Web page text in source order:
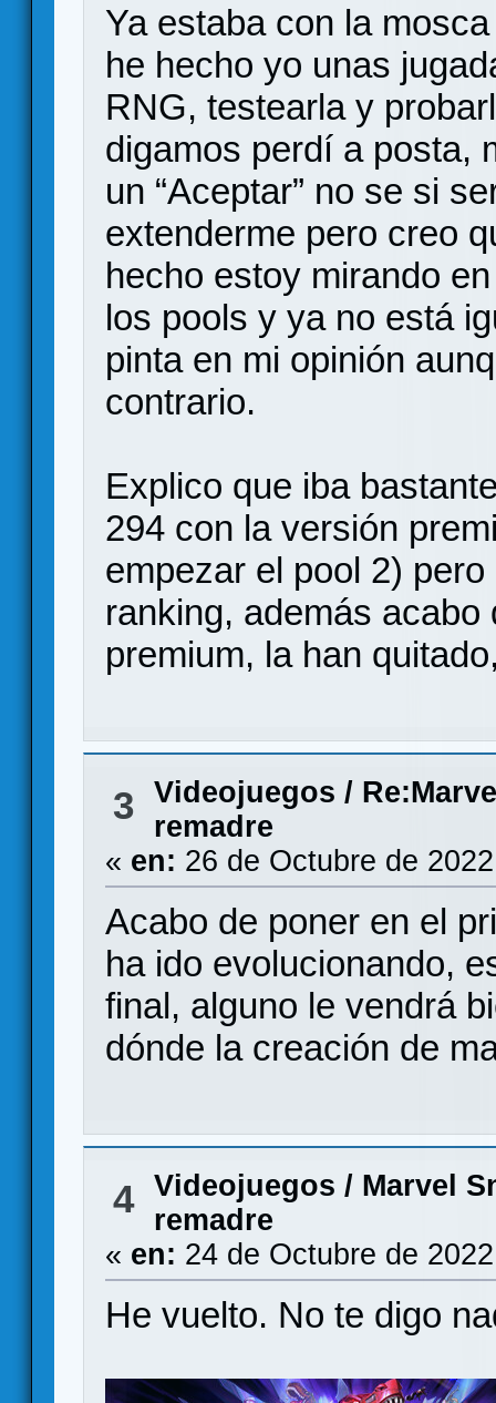
Ya estaba con la
he hecho yo unas
RNG, testearla y
digamos perdí a posta,
un “Aceptar” no se si
extenderme pero creo
hecho estoy mirando
los pools y ya no está
pinta en mi opinión
contrario.
Explico que iba
294 con la versión
empezar el pool 2)
ranking, además
premium, la han
3 Videojuegos /
remadre
« en: 26 de Octubre de
Acabo de poner en el
ha ido evolucionando,
final, alguno le vendrá
dónde la creación de
4 Videojuegos / Marvel
remadre
« en: 24 de Octubre de
He vuelto. No te digo